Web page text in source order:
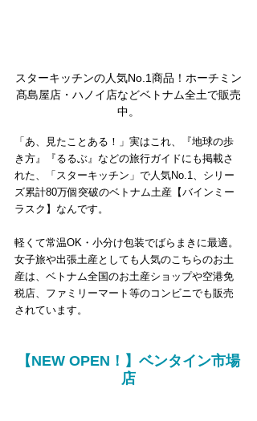
スターキッチンの人気No.1商品！ホーチミン
髙島屋店・ハノイ店などベトナム全土で販売
中。
「あ、見たことある！」実はこれ、『地球の歩
き方』『るるぶ』などの旅行ガイドにも掲載さ
れた、「スターキッチン」で人気No.1、シリー
ズ累計80万個突破のベトナム土産【バインミー
ラスク】なんです。
軽くて常温OK・小分け包装でばらまきに最適。
女子旅や出張土産としても人気のこちらのお土
産は、ベトナム全国のお土産ショップや空港免
税店、ファミリーマート等のコンビニでも販売
されています。
【NEW OPEN！】ベンタイン市場
店